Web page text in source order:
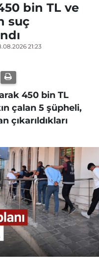
bin TL ve
suç
21:23
450 bin TL
çalan 5 şüpheli,
çıkarıldıkları